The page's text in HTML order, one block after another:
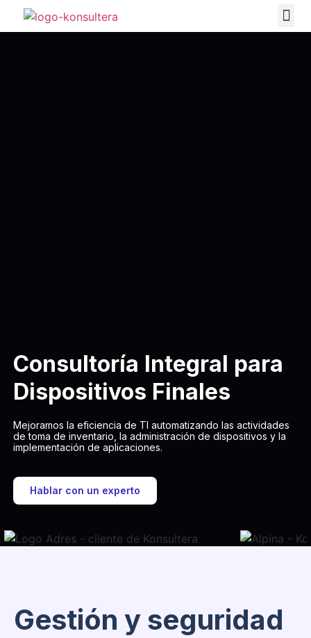
Consultoría Integral para
Dispositivos Finales
Mejoramos la eficiencia de TI automatizando las actividades
de toma de inventario, la administración de dispositivos y la
implementación de aplicaciones.
Hablar con un experto
Gestión y seguridad